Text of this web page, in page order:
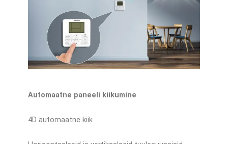
Automaatne paneeli kiikumine
4D automaatne kiik